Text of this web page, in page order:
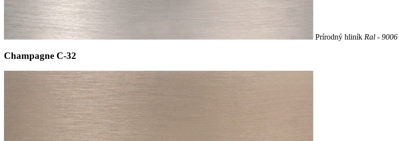
Prírodný hliník Ral - 9006
Champagne C-32